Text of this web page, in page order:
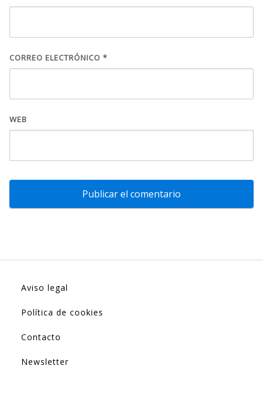
CORREO ELECTRÓNICO *
WEB
Aviso legal
Política de cookies
Contacto
Newsletter